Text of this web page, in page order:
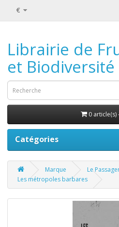
€
Librairie de
et Biodiversité
0 article(s)
Catégories
Marque
Le
Les métropoles barbares